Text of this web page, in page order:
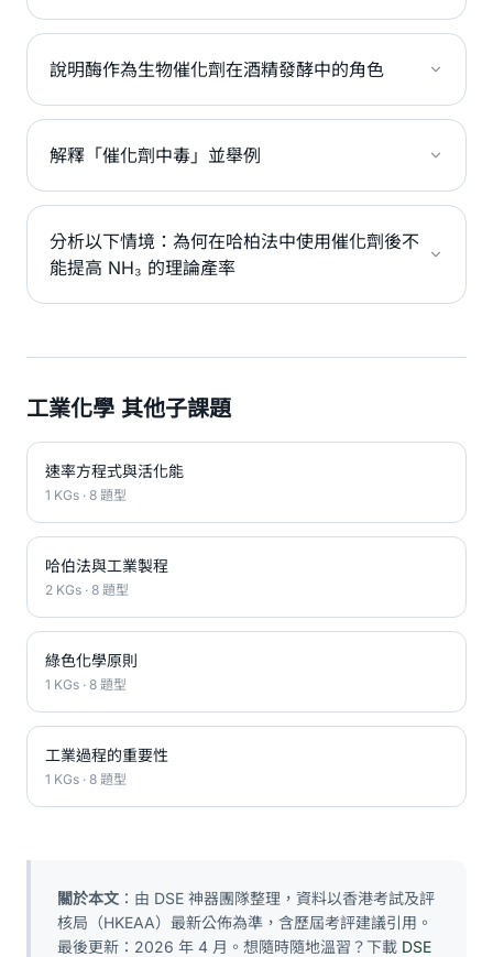
說明酶作為生物催化劑在酒精發酵中的角色
解釋「催化劑中毒」並舉例
分析以下情境：為何在哈柏法中使用催化劑後不
能提高 NH₃ 的理論產率
工業化學 其他子課題
速率方程式與活化能
1 KGs · 8 題型
哈伯法與工業製程
2 KGs · 8 題型
綠色化學原則
1 KGs · 8 題型
工業過程的重要性
1 KGs · 8 題型
關於本文 ：由 DSE 神器團隊整理，資料以香港考試及評
核局（HKEAA）最新公佈為準，含歷屆考評建議引用。
最後更新：2026 年 4 月。想隨時隨地溫習？下載 DSE